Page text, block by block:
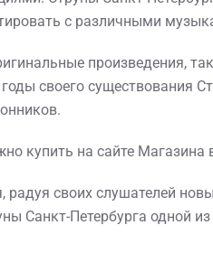
с различными
произведения,
своего существования
купить на сайте
радуя своих слушателей
Санкт-Петербурга одной